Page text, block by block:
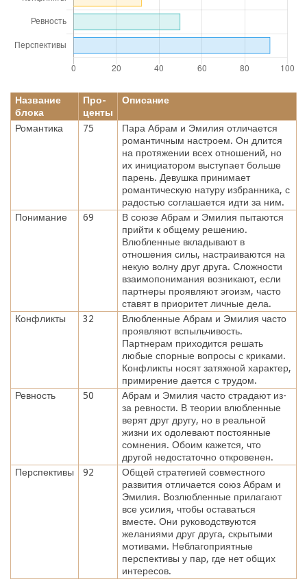
Название
блока
Про-
центы
Описание
Романтика 75
Пара Абрам и Эмилия отличается
романтичным настроем. Он длится
на протяжении всех отношений, но
их инициатором выступает больше
парень. Девушка принимает
романтическую натуру избранника, с
радостью соглашается идти за ним.
Понимание
69
В союзе Абрам и Эмилия пытаются
прийти к общему решению.
Влюбленные вкладывают в
отношения силы, настраиваются на
некую волну друг друга. Сложности
взаимопонимания возникают, если
партнеры проявляют эгоизм, часто
ставят в приоритет личные дела.
Конфликты
32
Влюбленные Абрам и Эмилия часто
проявляют вспыльчивость.
Партнерам приходится решать
любые спорные вопросы с криками.
Конфликты носят затяжной характер,
примирение дается с трудом.
Ревность
50
Абрам и Эмилия часто страдают из-
за ревности. В теории влюбленные
верят друг другу, но в реальной
жизни их одолевают постоянные
сомнения. Обоим кажется, что
другой недостаточно откровенен.
Перспективы
92
Общей стратегией совместного
развития отличается союз Абрам и
Эмилия. Возлюбленные прилагают
все усилия, чтобы оставаться
вместе. Они руководствуются
желаниями друг друга, скрытыми
мотивами. Неблагоприятные
перспективы у пар, где нет общих
интересов.